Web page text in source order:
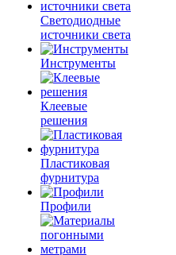
Светодиодные
источники света
Инструменты
Клеевые
решения
Пластиковая
фурнитура
Профили